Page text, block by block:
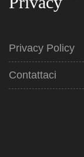
Privacy Policy
Contattaci